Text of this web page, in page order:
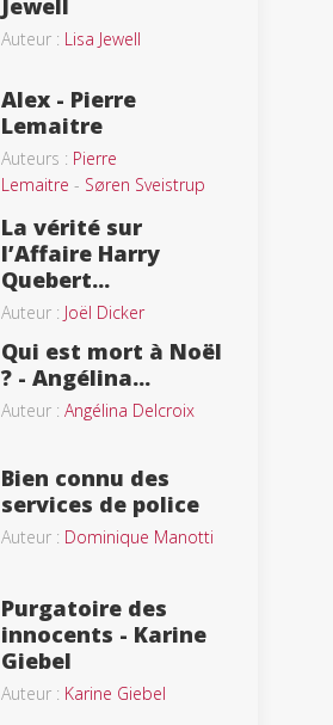
Auteur : Lisa Jewell
Alex - Pierre
Lemaitre
Auteurs : Pierre
Lemaitre - Søren Sveistrup
La vérité sur
l’Affaire Harry
Quebert...
Auteur : Joël Dicker
Qui est mort à Noël
? - Angélina...
Auteur : Angélina Delcroix
Bien connu des
services de police
Auteur : Dominique Manotti
Purgatoire des
innocents - Karine
Giebel
Auteur : Karine Giebel